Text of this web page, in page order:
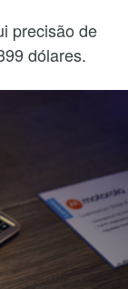
precisão de
dólares.